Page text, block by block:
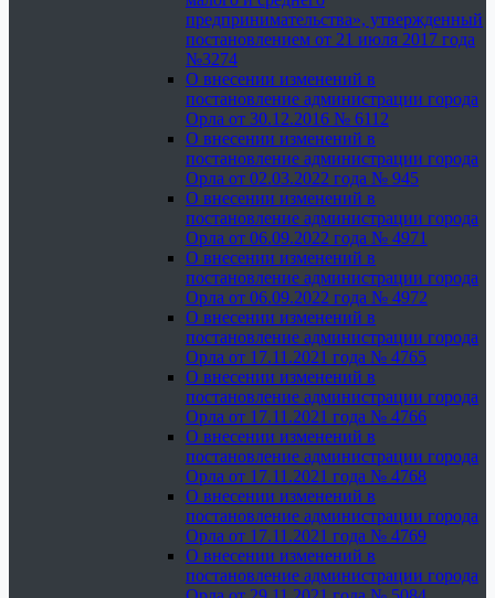
предпринимательства», утвержденный
постановлением от 21 июля 2017 года
№3274
О внесении изменений в
постановление администрации города
Орла от 30.12.2016 № 6112
О внесении изменений в
постановление администрации города
Орла от 02.03.2022 года № 945
О внесении изменений в
постановление администрации города
Орла от 06.09.2022 года № 4971
О внесении изменений в
постановление администрации города
Орла от 06.09.2022 года № 4972
О внесении изменений в
постановление администрации города
Орла от 17.11.2021 года № 4765
О внесении изменений в
постановление администрации города
Орла от 17.11.2021 года № 4766
О внесении изменений в
постановление администрации города
Орла от 17.11.2021 года № 4768
О внесении изменений в
постановление администрации города
Орла от 17.11.2021 года № 4769
О внесении изменений в
постановление администрации города